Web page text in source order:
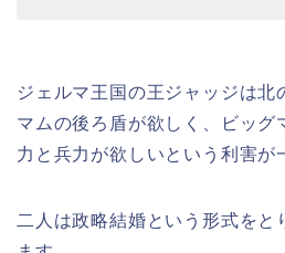
ジェルマ王国の王ジャッジは北
マムの後ろ盾が欲しく、ビッグ
力と兵力が欲しいという利害が
二人は政略結婚という形式をと